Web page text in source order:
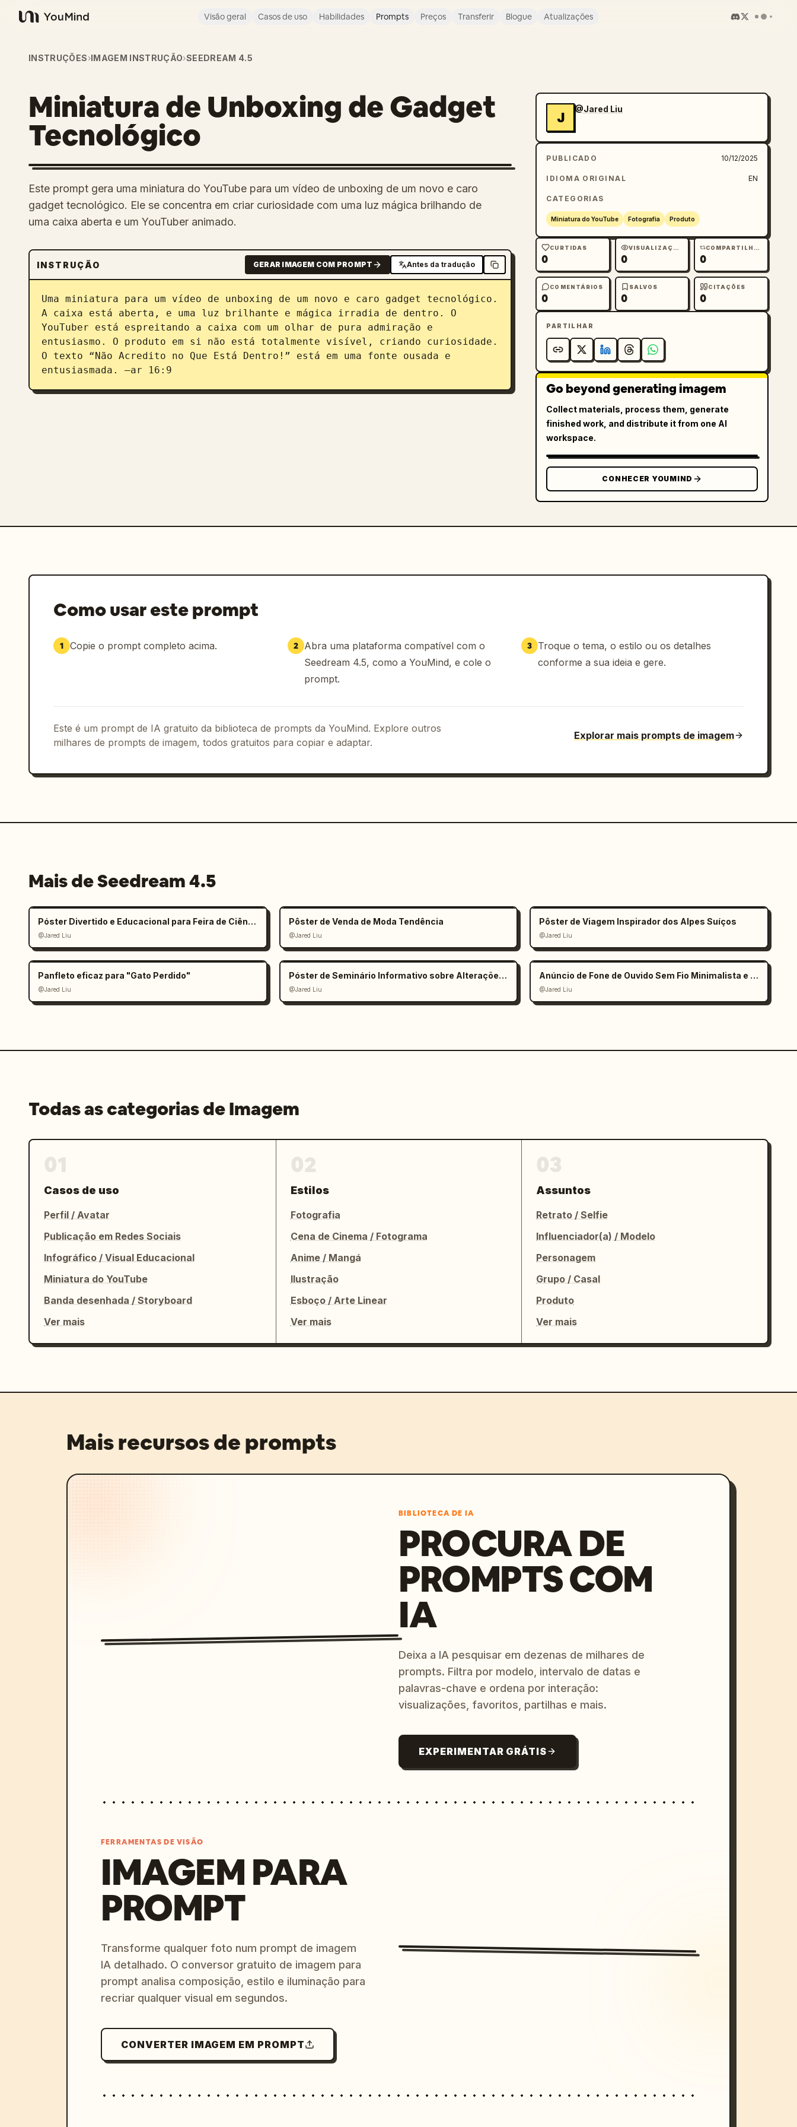
YouMind
Visão geral Casos de uso Habilidades Prompts Preços Transferir Blogue Atualizações
INSTRUÇÕES›IMAGEM INSTRUÇÃO›SEEDREAM 4.5
Miniatura de Unboxing de Gadget
Tecnológico
Este prompt gera uma miniatura do YouTube para um vídeo de unboxing de um novo e caro
gadget tecnológico. Ele se concentra em criar curiosidade com uma luz mágica brilhando de
uma caixa aberta e um YouTuber animado.
INSTRUÇÃO GERAR IMAGEM COM PROMPT Antes da tradução
Uma miniatura para um vídeo de unboxing de um novo e caro gadget tecnológico.
A caixa está aberta, e uma luz brilhante e mágica irradia de dentro. O
YouTuber está espreitando a caixa com um olhar de pura admiração e
entusiasmo. O produto em si não está totalmente visível, criando curiosidade.
O texto “Não Acredito no Que Está Dentro!” está em uma fonte ousada e
entusiasmada. –ar 16:9
J
@Jared Liu
PUBLICADO 10/12/2025
IDIOMA ORIGINAL EN
CATEGORIAS
Miniatura do YouTube Fotografia Produto
CURTIDAS
0
VISUALIZAÇÕES
0
COMPARTILHAMENTOS
0
COMENTÁRIOS
0
SALVOS
0
CITAÇÕES
0
PARTILHAR
Go beyond generating imagem
Collect materials, process them, generate
finished work, and distribute it from one AI
workspace.
CONHECER YOUMIND
Como usar este prompt
1 Copie o prompt completo acima. 2 Abra uma plataforma compatível com o
Seedream 4.5, como a YouMind, e cole o
prompt.
3
Troque o tema, o estilo ou os detalhes
conforme a sua ideia e gere.
Este é um prompt de IA gratuito da biblioteca de prompts da YouMind. Explore outros
milhares de prompts de imagem, todos gratuitos para copiar e adaptar.
Explorar mais prompts de imagem
Mais de Seedream 4.5
Póster Divertido e Educacional para Feira de Ciências Infantil
@Jared Liu
Pôster de Venda de Moda Tendência
@Jared Liu
Pôster de Viagem Inspirador dos Alpes Suíços
@Jared Liu
Panfleto eficaz para "Gato Perdido"
@Jared Liu
Póster de Seminário Informativo sobre Alterações Climáticas
@Jared Liu
Anúncio de Fone de Ouvido Sem Fio Minimalista e Elegante
@Jared Liu
Todas as categorias de Imagem
Casos de uso
Perfil / Avatar
Publicação em Redes Sociais
Infográfico / Visual Educacional
Miniatura do YouTube
Banda desenhada / Storyboard
Ver mais
Estilos
Fotografia
Cena de Cinema / Fotograma
Anime / Mangá
Ilustração
Esboço / Arte Linear
Ver mais
Assuntos
Retrato / Selfie
Influenciador(a) / Modelo
Personagem
Grupo / Casal
Produto
Ver mais
Mais recursos de prompts
BIBLIOTECA DE IA
PROCURA DE
PROMPTS COM
IA
Deixa a IA pesquisar em dezenas de milhares de
prompts. Filtra por modelo, intervalo de datas e
palavras-chave e ordena por interação:
visualizações, favoritos, partilhas e mais.
EXPERIMENTAR GRÁTIS
FERRAMENTAS DE VISÃO
IMAGEM PARA
PROMPT
Transforme qualquer foto num prompt de imagem
IA detalhado. O conversor gratuito de imagem para
prompt analisa composição, estilo e iluminação para
recriar qualquer visual em segundos.
CONVERTER IMAGEM EM PROMPT